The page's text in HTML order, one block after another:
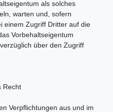
als solches
warten und, sofern
einem Zugriff Dritter auf die
Vorbehaltseigentum
über den Zugriff
Recht
Verpflichtungen aus und im